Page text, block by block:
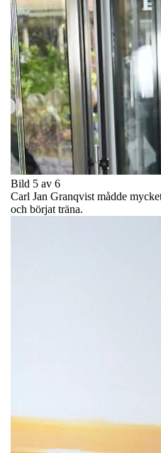
Bild 5 av 6
Carl Jan Granqvist mådde
och börjat träna.